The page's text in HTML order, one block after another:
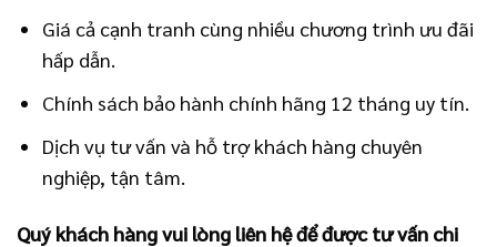
Giá cả cạnh tranh cùng nhiều chương trình ưu đãi
hấp dẫn.
Chính sách bảo hành chính hãng 12 tháng uy tín.
Dịch vụ tư vấn và hỗ trợ khách hàng chuyên
nghiệp, tận tâm.
Quý khách hàng vui lòng liên hệ để được tư vấn chi